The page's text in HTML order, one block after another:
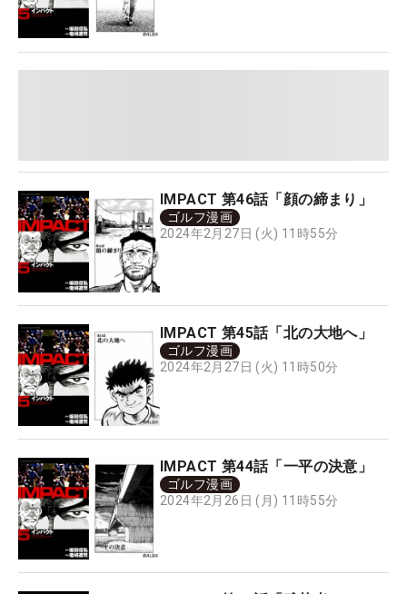
IMPACT 第46話「顔の締まり」
ゴルフ漫画
2024年2月27日 (火) 11時55分
IMPACT 第45話「北の大地へ」
ゴルフ漫画
2024年2月27日 (火) 11時50分
IMPACT 第44話「一平の決意」
ゴルフ漫画
2024年2月26日 (月) 11時55分